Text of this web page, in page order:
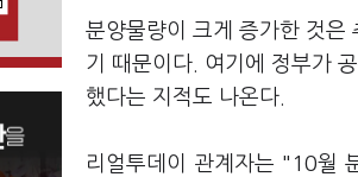
분양물량이 크게 증가한 것은
기 때문이다. 여기에 정부가
했다는 지적도 나온다.
리얼투데이 관계자는 "10월